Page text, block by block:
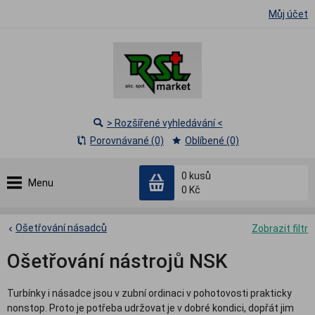
Můj účet
Menu
0 kusů
0 Kč
> Rozšířené vyhledávání <
Porovnávané (0)
Oblíbené (0)
Zobrazit filtr
Ošetřování násadců
Ošetřování nástrojů NSK
Turbínky i násadce jsou v zubní ordinaci v pohotovosti prakticky
nonstop. Proto je potřeba udržovat je v dobré kondici, dopřát jim